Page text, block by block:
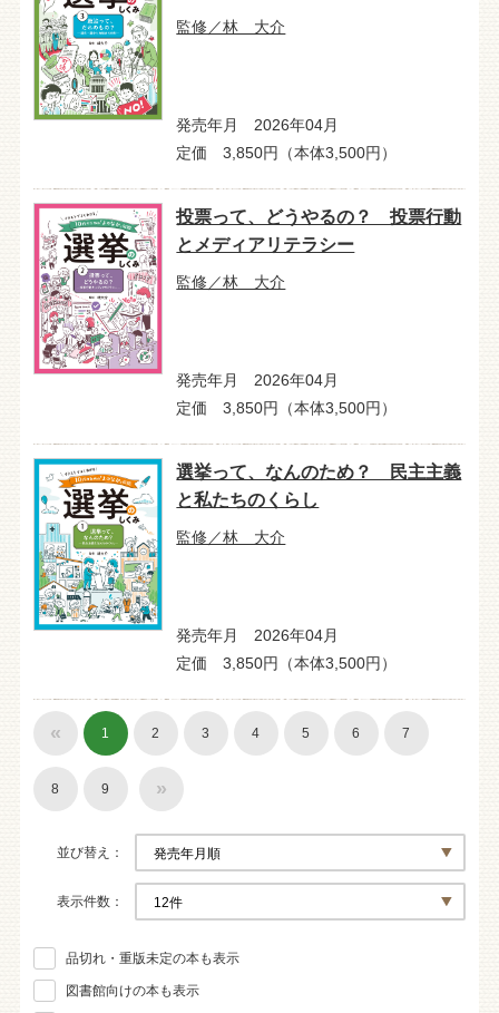
監修／林 大介
発売年月 2026年04月
定価 3,850円（本体3,500円）
投票って、どうやるの？ 投票行動
とメディアリテラシー
監修／林 大介
発売年月 2026年04月
定価 3,850円（本体3,500円）
選挙って、なんのため？ 民主主義
と私たちのくらし
監修／林 大介
発売年月 2026年04月
定価 3,850円（本体3,500円）
« 1 2 3 4 5 6 7
8 9 »
並び替え
表示件数
品切れ・重版未定の本も表示
図書館向けの本も表示